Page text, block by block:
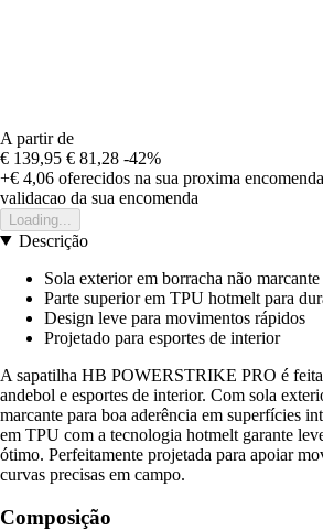
A partir de
€ 139,95 € 81,28 -42%
+€ 4,06 oferecidos na sua proxima encomenda
validacao da sua encomenda
Loading...
Descrição
Sola exterior em borracha não marcante
Parte superior em TPU hotmelt para
Design leve para movimentos rápidos
Projetado para esportes de interior
A sapatilha HB POWERSTRIKE PRO é feita
andebol e esportes de interior. Com sola
marcante para boa aderência em superfícies
em TPU com a tecnologia hotmelt garante
ótimo. Perfeitamente projetada para apoiar
curvas precisas em campo.
Composição